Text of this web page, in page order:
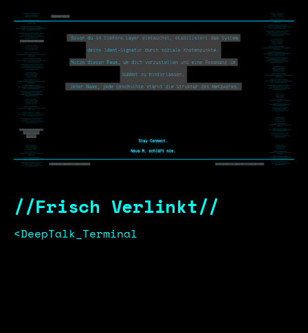
//Frisch Verlinkt//
<DeepTalk_Terminal